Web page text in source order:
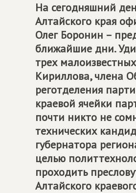
На сегодняшний
Алтайского края
Олег Боронин –
ближайшие дни.
трех
Кириллова, члена
реготделения
краевой ячейки
почти никто не
технических
губернатора
целью
проходить
Алтайского